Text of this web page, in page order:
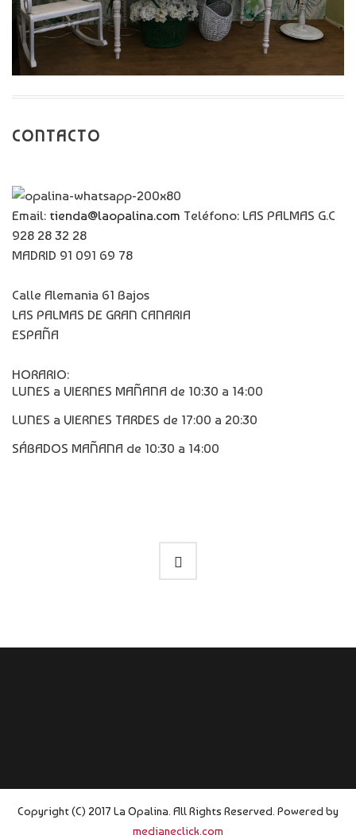
CONTACTO
Email: tienda@laopalina.com Teléfono: LAS PALMAS G.C
928 28 32 28
MADRID 91 091 69 78
Calle Alemania 61 Bajos
LAS PALMAS DE GRAN CANARIA
ESPAÑA
HORARIO:
LUNES a VIERNES MAÑANA de 10:30 a 14:00
LUNES a VIERNES TARDES de 17:00 a 20:30
SÁBADOS MAÑANA de 10:30 a 14:00
Copyright (C) 2017 La Opalina. All Rights Reserved. Powered by
medianeclick.com